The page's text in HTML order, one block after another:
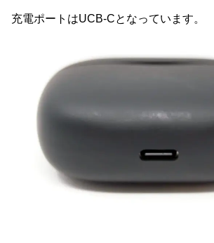
充電ポートはUCB-Cとなっています。